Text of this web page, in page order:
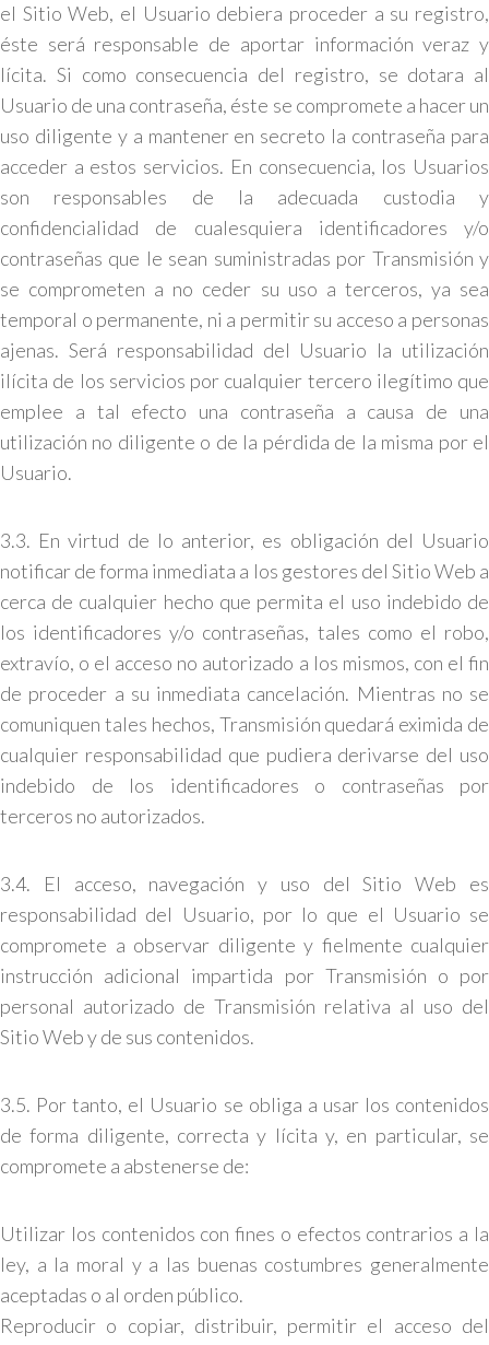
el Sitio Web, el Usuario debiera proceder a su registro,
éste será responsable de aportar información veraz y
lícita. Si como consecuencia del registro, se dotara al
Usuario de una contraseña, éste se compromete a hacer un
uso diligente y a mantener en secreto la contraseña para
acceder a estos servicios. En consecuencia, los Usuarios
son responsables de la adecuada custodia y
confidencialidad de cualesquiera identificadores y/o
contraseñas que le sean suministradas por Transmisión y
se comprometen a no ceder su uso a terceros, ya sea
temporal o permanente, ni a permitir su acceso a personas
ajenas. Será responsabilidad del Usuario la utilización
ilícita de los servicios por cualquier tercero ilegítimo que
emplee a tal efecto una contraseña a causa de una
utilización no diligente o de la pérdida de la misma por el
Usuario.
3.3. En virtud de lo anterior, es obligación del Usuario
notificar de forma inmediata a los gestores del Sitio Web a
cerca de cualquier hecho que permita el uso indebido de
los identificadores y/o contraseñas, tales como el robo,
extravío, o el acceso no autorizado a los mismos, con el fin
de proceder a su inmediata cancelación. Mientras no se
comuniquen tales hechos, Transmisión quedará eximida de
cualquier responsabilidad que pudiera derivarse del uso
indebido de los identificadores o contraseñas por
terceros no autorizados.
3.4. El acceso, navegación y uso del Sitio Web es
responsabilidad del Usuario, por lo que el Usuario se
compromete a observar diligente y fielmente cualquier
instrucción adicional impartida por Transmisión o por
personal autorizado de Transmisión relativa al uso del
Sitio Web y de sus contenidos.
3.5. Por tanto, el Usuario se obliga a usar los contenidos
de forma diligente, correcta y lícita y, en particular, se
compromete a abstenerse de:
Utilizar los contenidos con fines o efectos contrarios a la
ley, a la moral y a las buenas costumbres generalmente
aceptadas o al orden público.
Reproducir o copiar, distribuir, permitir el acceso del